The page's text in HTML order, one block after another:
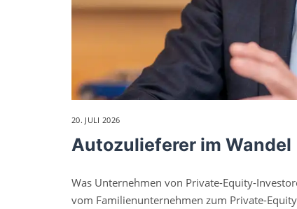
20. JULI 2026
Autozulieferer im Wandel
Was Unternehmen von Private-Equity-
vom Familienunternehmen zum Private-